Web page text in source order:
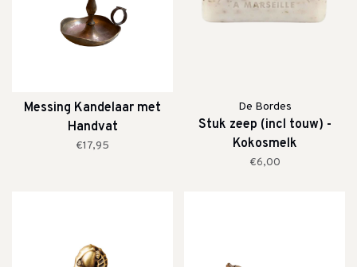
Messing Kandelaar met
Handvat
€17,95
De Bordes
Stuk zeep (incl touw) -
Kokosmelk
€6,00